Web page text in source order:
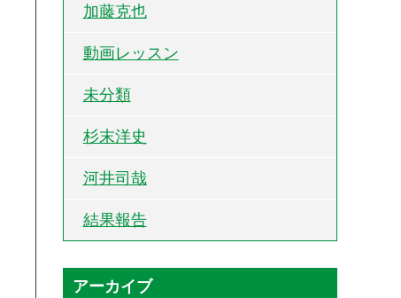
加藤克也
動画レッスン
未分類
杉末洋史
河井司哉
結果報告
アーカイブ